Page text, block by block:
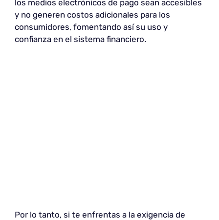
los medios electrónicos de pago sean accesibles
y no generen costos adicionales para los
consumidores, fomentando así su uso y
confianza en el sistema financiero.
Por lo tanto, si te enfrentas a la exigencia de